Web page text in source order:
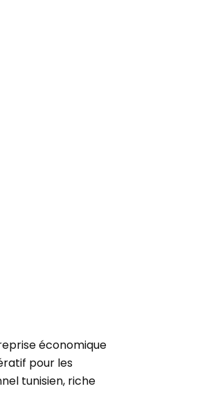
économique
pour les
tunisien, riche